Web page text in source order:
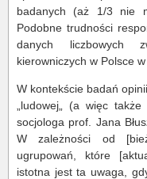
badanych (aż 1/3 nie
Podobne trudności
danych liczbowych
kierowniczych w Polsce w
W kontekście badań
„ludowej„ (a więc
socjologa prof. Jana
W zależności od
ugrupowań, które
istotna jest ta uwaga,